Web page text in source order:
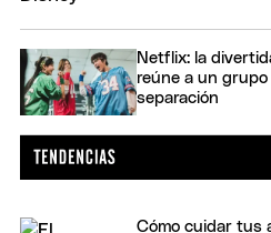
Netflix: la
reúne a un
separación
Cómo cuidar tus